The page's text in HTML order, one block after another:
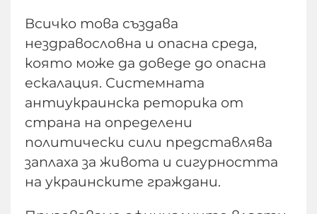
Всичко това създава
нездравословна и опасна среда,
която може да доведе до опасна
ескалация. Системната
антиукраинска реторика от
страна на определени
политически сили представлява
заплаха за живота и сигурността
на украинските граждани.